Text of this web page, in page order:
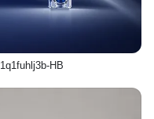
1q1fuhlj3b-HB